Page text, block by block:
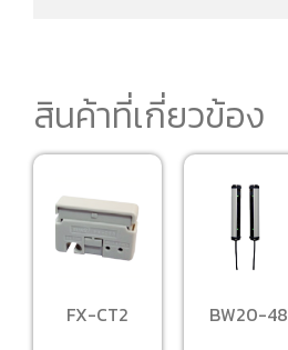
สินค้าที่เกี่ยวข้อง
FX-CT2 BW20-48